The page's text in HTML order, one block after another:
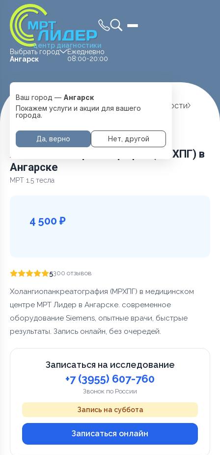
центр диагностики
Выбрать город
Ангарск
Ежедневно
08:00-20:00
Ваш город — Ангарск
Покажем услуги и акции для вашего
города.
Да, верно Нет, другой
Главная Услуги и цены МРТ Брюшной полости
Холангиопанкреатография (МРХПГ)
Холангиопанкреатография (МРХПГ) в
Ангарске
МРТ 1.5 тесла
4 500 ₽
5300 отзывов
Холангиопанкреатография (МРХПГ) в медицинском
центре МРТ Лидер в Ангарске. современное
оборудование Siemens, опытные врачи, быстрые
результаты. Запись онлайн, без очередей.
Записаться на исследование
+7 (3955) 607-760
Звонок по России
Запись на суббота
Записаться онлайн